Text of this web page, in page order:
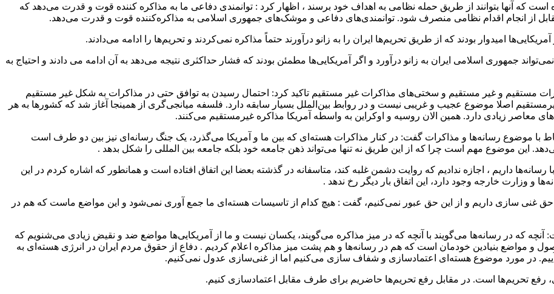
است که آنها بتوانند از طریق حمله نظامی به اهداف خود برسند ، اظهار کرد : توانمندی دفاعی ما به مذاکره کننده قوت و قدرت می‌دهد که
از انجام اقدام نظامی منصرف شود. توانمندی‌های دفاعی و موشک‌های جمهوری اسلامی به مذاکره‌کننده قوت و قدرت می‌دهد.
امیدوار بودند که از طریق تحریم‌ها ایران را به زانو درآورند حتماً مذاکره نمی‌کردند و تحریم‌ها را ادامه می‌دادند.
جمهوری اسلامی ایران به زانو درآورد و اگر آمریکایی‌ها مطمئن بودند که فشار حداکثری نتیجه می‌دهد به آن ادامه می‌ دادند و احتیاج به
مستقیم و غیر مستقیم و سختی‌های مذاکرات غیر مستقیم تاکید کرد: احتمال رسیدن به توافق حتی در مذاکرات به شکل غیر مستقیم
اصلا موضوع عجیب و غریبی نیست و در روابط بین‌الملل بسیار سابقه دارد. فلسفه میانجی‌گری از همینجا آغاز شد که کشورها به هر
معاصر زیادی دارد. همین الان روسیه و اوکراین به واسطه آمریکا مذاکره غیرمستقیم می‌کنند.
با موضوع رسانه‌ها و مذاکرات گفت: در کنار مذاکرات هسته‌ای که بین ما و آمریکا می‌گذرد، یک جنگ رسانه‌ای نیز بین دو طرف است
این موضوع مهم است چرا که از این طریق نه تنها می‌تواند ذهن جامعه خود بلکه جامعه بین المللی را شکل بدهد .
داریم ، اجازه ندادیم که روایت دشمن غلبه کند، متاسفانه در گذشته بعضا این اتفاق افتاده است و همانطور که اشاره کردم در این
و وزارت خارجه وجود دارد، این اتفاق بار دیگر رخ ندهد .
حق غنی سازی داریم و از این حق عبور نمی‌کنیم، گفت : هیچ کدام از تاسیسات هسته‌ای ما جمع آوری نمی‌شود و این مواضع ماست که هم در
که در رسانه‌ها می‌گویند با آنچه که در میز مذاکره می‌گویند، یکسان نیست و ما از آمریکایی‌ها مواضع ضد و نقیض زیادی می‌شنویم که
و مواضع بنیادین خودمان است که هم در رسانه‌ها و هم پشت میز مذاکره اعلام کردیم . دفاع از حقوق مردم ایران در انرژی هسته‌ای به
در مورد موضوع هسته‌ای اعتمادسازی و شفاف سازی می‌کنیم اما از غنی‌سازی عدول نمی‌کنیم.
تحریم‌ها است. در مقابل رفع تحریم‌ها حاضریم برای طرف مقابل اعتمادسازی کنیم.